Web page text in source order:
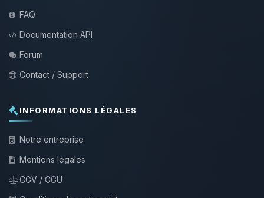
FAQ
Documentation API
Forum
Contact / Support
INFORMATIONS LÉGALES
Notre entreprise
Mentions légales
CGV / CGU